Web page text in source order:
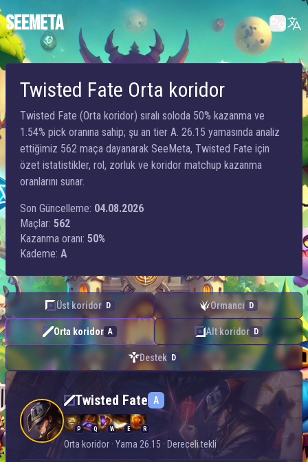
SEEMETA
Twisted Fate Orta koridor
Twisted Fate (Orta koridor) sıralı soloda 50% kazanma ve
1.54% pick oranına sahip; şu an tier A. 26.15 yamasında analiz
ettiğimiz 562 maça dayanarak SeeMeta, Twisted Fate için
özet istatistikler, rol, zorluk ve koridor matchup kazanma
oranlarını sunar.
Son Güncelleme: 04.08.2026
Maçlar: 562
Kazanma oranı: 50%
Kademe: A
Üst koridor D Ormancı D
Orta koridor A Alt koridor D
Destek D
Twisted Fate A
P Q W E R
Orta koridor · Yama 26.15 · Dereceli tekli